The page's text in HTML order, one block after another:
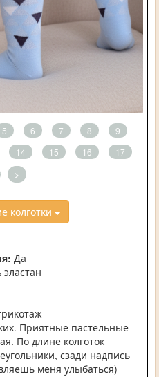
5 6 7 8
9
14 15 16 17
>
колготки
Да
эластан
Приятные пастельные
По длине колготок
сзади надпись
меня улыбаться)